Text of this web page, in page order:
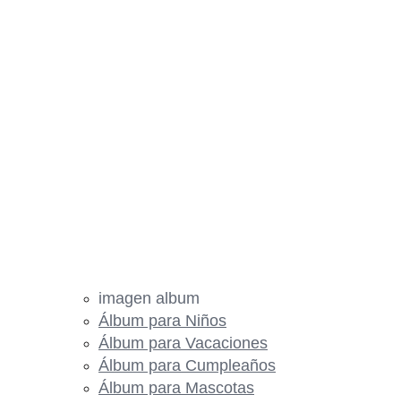
imagen album
Álbum para Niños
Álbum para Vacaciones
Álbum para Cumpleaños
Álbum para Mascotas